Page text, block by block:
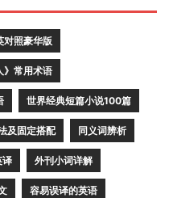
对照豪华版
》常用术语
世界经典短篇小说100篇
及固定搭配 同义词辨析
译 外刊小词详解
容易误译的英语